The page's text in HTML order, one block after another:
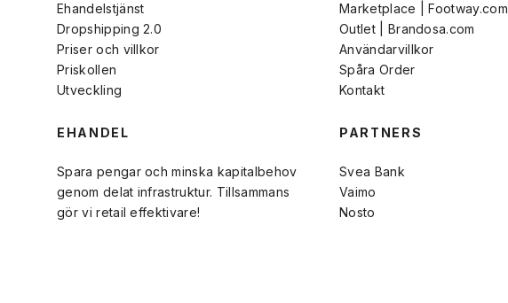
Ehandelstjänst
Dropshipping 2.0
Priser och villkor
Priskollen
Utveckling
Marketplace | Footway.com
Outlet | Brandosa.com
Användarvillkor
Spåra Order
Kontakt
EHANDEL
Spara pengar och minska kapitalbehov
genom delat infrastruktur. Tillsammans
gör vi retail effektivare!
PARTNERS
Svea Bank
Vaimo
Nosto